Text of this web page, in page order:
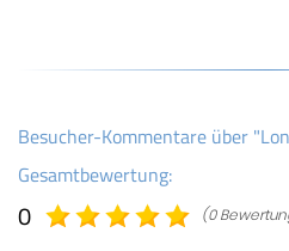
Besucher-Kommentare über
Gesamtbewertung:
0 (0